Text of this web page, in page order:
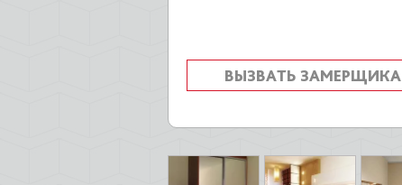
ВЫЗВАТЬ ЗАМЕРЩИКА